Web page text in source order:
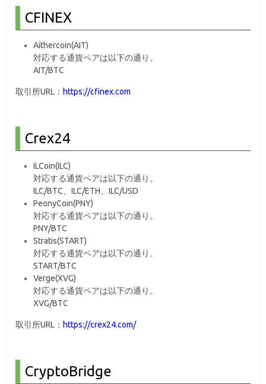
CFINEX
Aithercoin(AIT)
対応する通貨ペアは以下の通り。
AIT/BTC
取引所URL： https://cfinex.com
Crex24
ILCoin(ILC)
対応する通貨ペアは以下の通り。
ILC/BTC、ILC/ETH、ILC/USD
PeonyCoin(PNY)
対応する通貨ペアは以下の通り。
PNY/BTC
Stratis(START)
対応する通貨ペアは以下の通り。
START/BTC
Verge(XVG)
対応する通貨ペアは以下の通り。
XVG/BTC
取引所URL： https://crex24.com/
CryptoBridge